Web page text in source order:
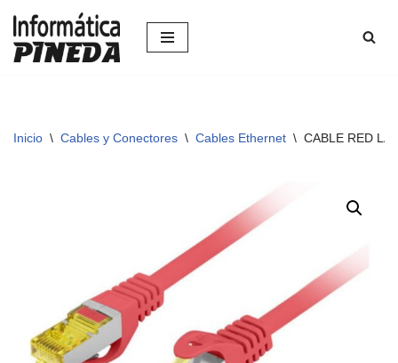
Saltar
Inicio \ Cables y Conectores \ Cables Ethernet \ CABLE RED